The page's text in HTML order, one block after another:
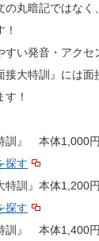
の丸暗記ではな
すい発音・アクセ
接大特訓』には面
！
訓』 本体1,000
探す
特訓』本体1,200
探す
訓』 本体1,400